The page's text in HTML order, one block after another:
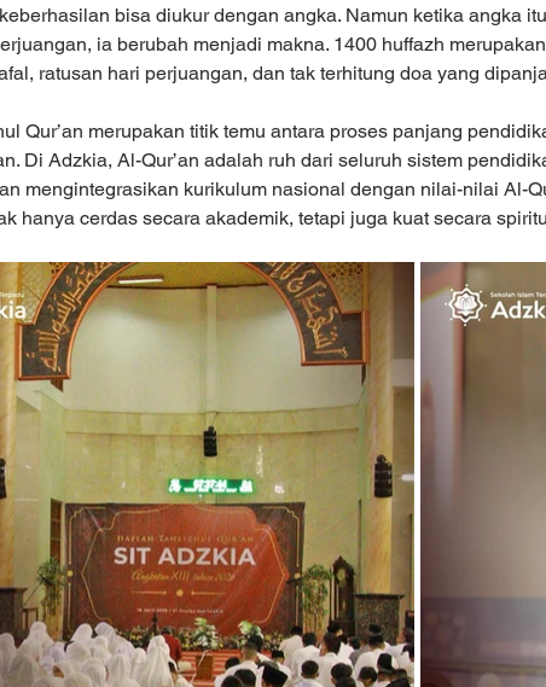
bisa diukur dengan angka. Namun ketika angka
ia berubah menjadi makna. 1400 huffazh
ratusan hari perjuangan, dan tak terhitung doa yang
Qur’an merupakan titik temu antara proses panjang
Di Adzkia, Al-Qur’an adalah ruh dari seluruh sistem
mengintegrasikan kurikulum nasional dengan nilai-nilai Al-
hanya cerdas secara akademik, tetapi juga kuat secara